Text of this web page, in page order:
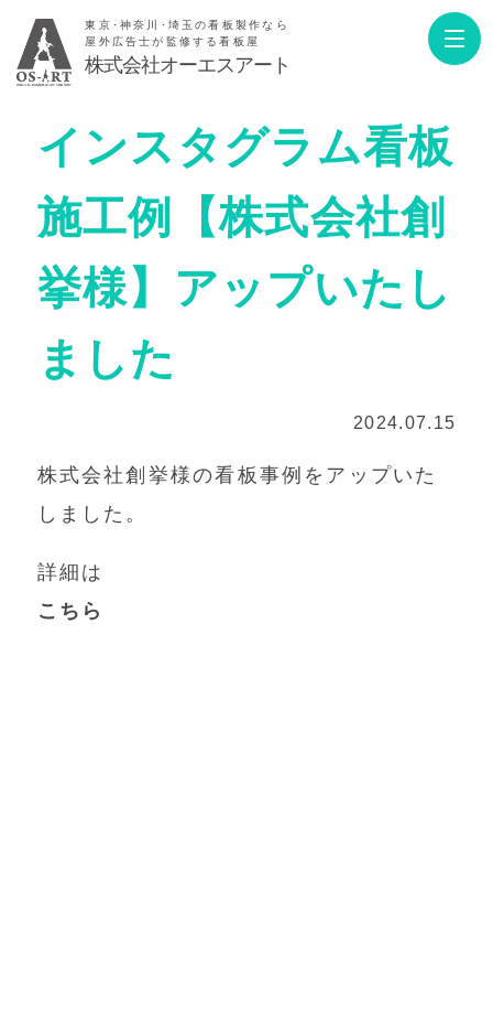
東京･神奈川･埼玉の看板製作なら
屋外広告士が監修する看板屋
株式会社オーエスアート
インスタグラム看板
施工例【株式会社創
挙様】アップいたし
ました
2024.07.15
株式会社創挙様の看板事例をアップいた
しました。
詳細は
こちら